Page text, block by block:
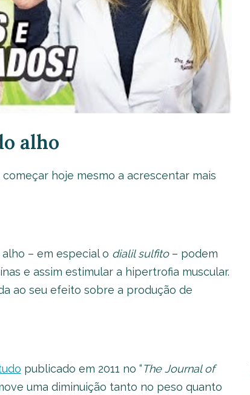
alho
hoje mesmo a acrescentar mais
– em especial o dialil sulfito– podem
e assim estimular a hipertrofia muscular.
ao seu efeito sobre a produção de
publicado em 2011 no “The Journal of
uma diminuição tanto no peso quanto